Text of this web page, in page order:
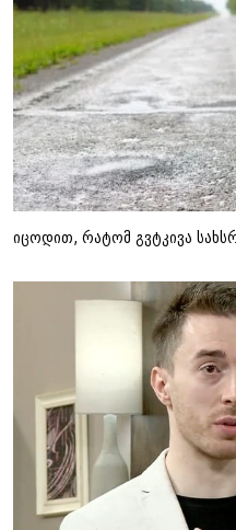
იცოდით, რატომ გვტკივა